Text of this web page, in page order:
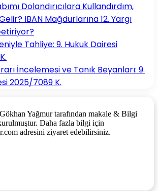
Dolandırıcılara Kullandırdım,
IBAN Mağdurlarına 12. Yargı
Tahliye: 9. Hukuk Dairesi
İncelemesi ve Tanık Beyanları: 9.
2025/7089 K.
Yağmur tarafından makale & Bilgi
Daha fazla bilgi için
adresini ziyaret edebilirsiniz.